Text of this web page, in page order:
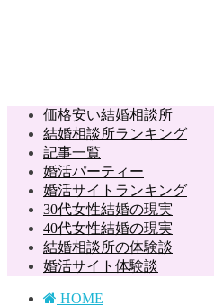
価格安い結婚相談所
結婚相談所ランキング
記事一覧
婚活パーティー
婚活サイトランキング
30代女性結婚の現実
40代女性結婚の現実
結婚相談所の体験談
婚活サイト体験談
HOME